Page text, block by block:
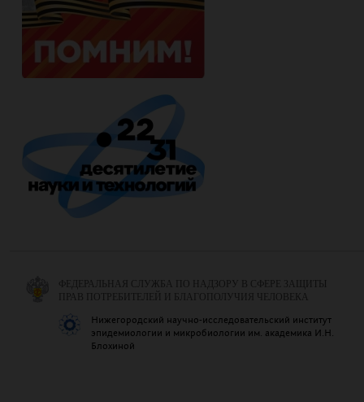
ФЕДЕРАЛЬНАЯ СЛУЖБА ПО НАДЗОРУ В СФЕРЕ ЗАЩИТЫ
ПРАВ ПОТРЕБИТЕЛЕЙ И БЛАГОПОЛУЧИЯ ЧЕЛОВЕКА
Нижегородский научно-исследовательский институт
эпидемиологии и микробиологии им. академика И.Н.
Блохиной